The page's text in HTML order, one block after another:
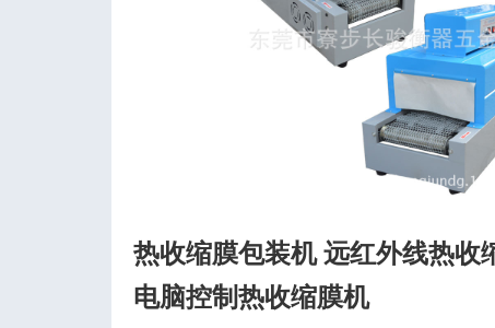
热收缩膜包装机 远红外线热收
电脑控制热收缩膜机